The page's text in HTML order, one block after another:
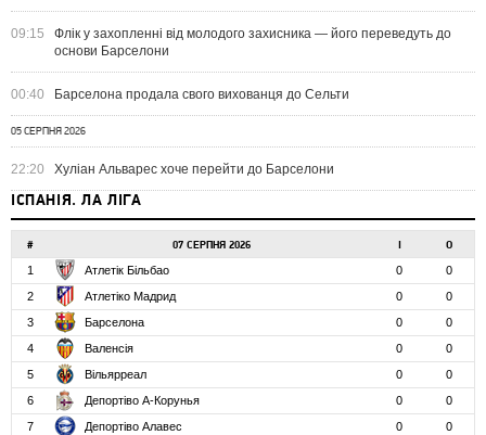
09:15
Флік у захопленні від молодого захисника — його переведуть до
основи Барселони
00:40 Барселона продала свого вихованця до Сельти
05 СЕРПНЯ 2026
22:20 Хуліан Альварес хоче перейти до Барселони
ІСПАНІЯ. ЛА ЛІГА
# 07 СЕРПНЯ 2026 І О
1 Атлетік Більбао 0
0
2
Атлетіко Мадрид 0
0
3
Барселона 0
0
4
Валенсія 0
0
5
Вільярреал 0
0
6
Депортіво А-Корунья 0
0
7
Депортіво Алавес 0
0